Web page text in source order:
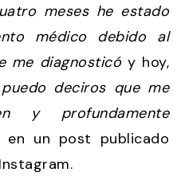
meses he estado
médico debido al
me diagnosticó y hoy,
deciros que me
y profundamente
en un post publicado